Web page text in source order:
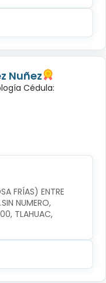
Nuñez
Cédula:
FRÍAS) ENTRE
NUMERO,
TLAHUAC,